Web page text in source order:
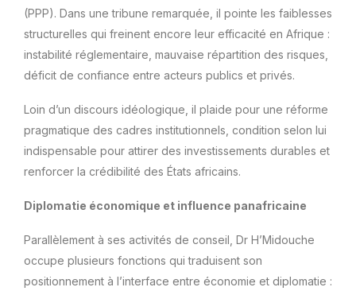
(PPP). Dans une tribune remarquée, il pointe les faiblesses
structurelles qui freinent encore leur efficacité en Afrique :
instabilité réglementaire, mauvaise répartition des risques,
déficit de confiance entre acteurs publics et privés.
Loin d’un discours idéologique, il plaide pour une réforme
pragmatique des cadres institutionnels, condition selon lui
indispensable pour attirer des investissements durables et
renforcer la crédibilité des États africains.
Diplomatie économique et influence panafricaine
Parallèlement à ses activités de conseil, Dr H’Midouche
occupe plusieurs fonctions qui traduisent son
positionnement à l’interface entre économie et diplomatie :